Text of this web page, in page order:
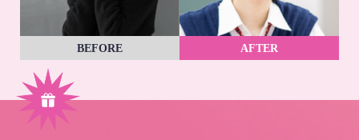
BEFORE AFTER